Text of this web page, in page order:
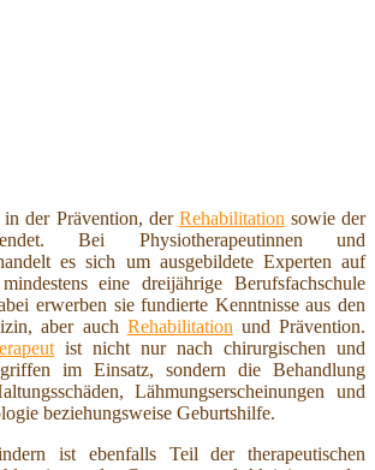
der Prävention, der Rehabilitation sowie der
Bei Physiotherapeutinnen und
es sich um ausgebildete Experten auf
eine dreijährige Berufsfachschule
erwerben sie fundierte Kenntnisse aus den
aber auch Rehabilitation und Prävention.
ist nicht nur nach chirurgischen und
im Einsatz, sondern die Behandlung
Lähmungserscheinungen und
beziehungsweise Geburtshilfe.
ist ebenfalls Teil der therapeutischen